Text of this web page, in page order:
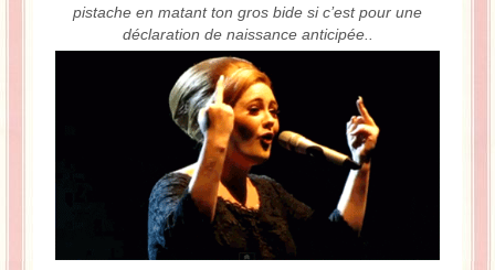
pistache en matant ton gros bide si c’est pour une
déclaration de naissance anticipée..